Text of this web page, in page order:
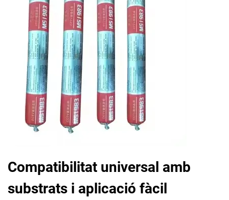
Compatibilitat universal amb
substrats i aplicació fàcil